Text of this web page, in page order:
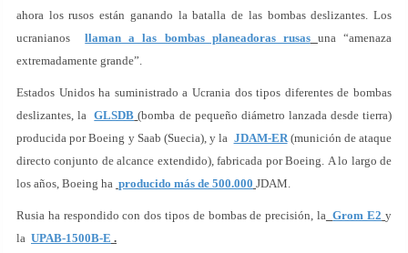
ahora los rusos están ganando la batalla de las bombas deslizantes. Los
ucranianosllaman a las bombas planeadoras rusas una “amenaza
extremadamente grande”.
Estados Unidos ha suministrado a Ucrania dos tipos diferentes de bombas
deslizantes, laGLSDB (bomba de pequeño diámetro lanzada desde tierra)
producida por Boeing y Saab (Suecia), y la JDAM-ER(munición de ataque
directo conjunto de alcance extendido), fabricada por Boeing. A lo largo de
los años, Boeing ha producido más de 500.000 JDAM.
Rusia ha respondido con dos tipos de bombas de precisión, la Grom E2 y
la UPAB-1500B-E .